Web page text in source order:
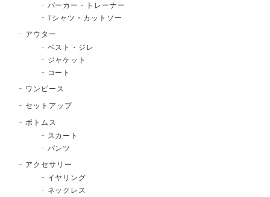
パーカー・トレーナー
Tシャツ・カットソー
アウター
ベスト・ジレ
ジャケット
コート
ワンピース
セットアップ
ボトムス
スカート
パンツ
アクセサリー
イヤリング
ネックレス